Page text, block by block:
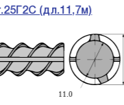
(дл.11,7м)